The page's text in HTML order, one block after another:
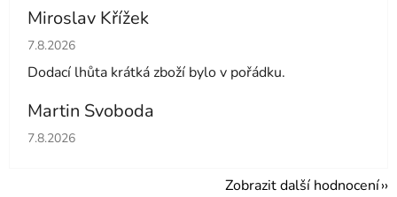
Miroslav Křížek
Hodnocení obchodu je 5 z 5 hvězdiček.
7.8.2026
Dodací lhůta krátká zboží bylo v pořádku.
Martin Svoboda
Hodnocení obchodu je 5 z 5 hvězdiček.
7.8.2026
Zobrazit další hodnocení